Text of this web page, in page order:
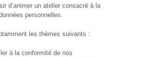
d’animer un atelier consacré à la
personnelles.
les thèmes suivants :
à la conformité de nos